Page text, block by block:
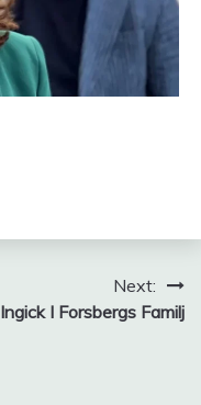
Next:
Ingick I Forsbergs Familj